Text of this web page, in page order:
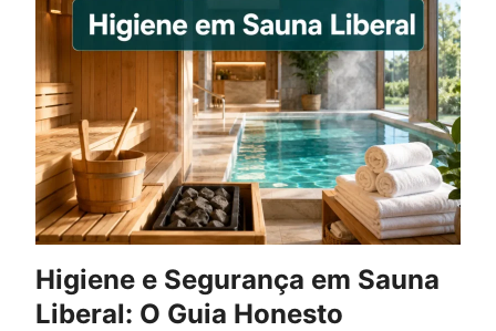
Higiene e Segurança em Sauna
Liberal: O Guia Honesto